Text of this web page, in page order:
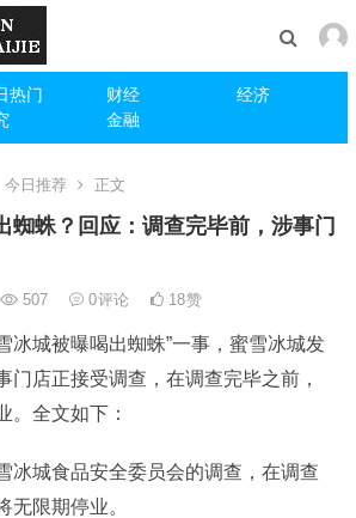
热门 财经
经济
金融
今日推荐 正文
蜘蛛？回应：调查完毕前，涉事门
507 0评论 18赞
冰城被曝喝出蜘蛛”一事，蜜雪冰城发
门店正接受调查，在调查完毕之前，
。全文如下：
冰城食品安全委员会的调查，在调查
无限期停业。